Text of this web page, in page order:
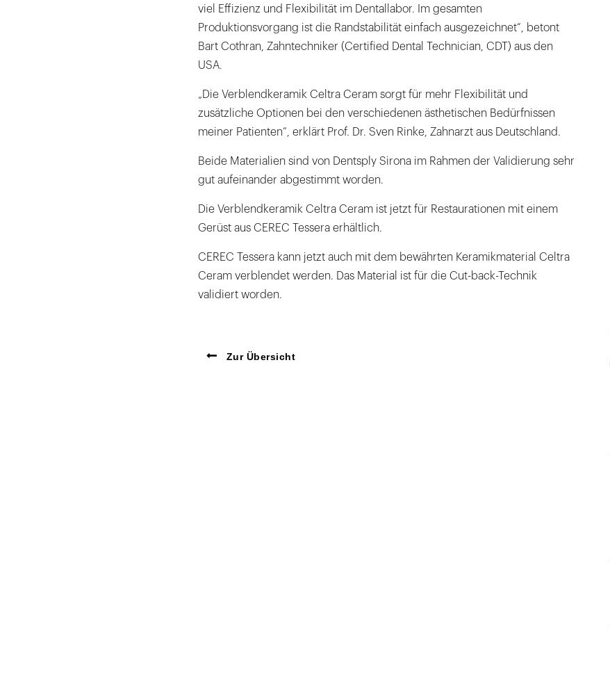
viel Effizienz und Flexibilität im Dentallabor. Im gesamten
Produktionsvorgang ist die Randstabilität einfach ausgezeichnet“, betont
Bart Cothran, Zahntechniker (Certified Dental Technician, CDT) aus den
USA.
„Die Verblendkeramik Celtra Ceram sorgt für mehr Flexibilität und
zusätzliche Optionen bei den verschiedenen ästhetischen Bedürfnissen
meiner Patienten“, erklärt Prof. Dr. Sven Rinke, Zahnarzt aus Deutschland.
Beide Materialien sind von Dentsply Sirona im Rahmen der Validierung sehr
gut aufeinander abgestimmt worden.
Die Verblendkeramik Celtra Ceram ist jetzt für Restaurationen mit einem
Gerüst aus CEREC Tessera erhältlich.
CEREC Tessera kann jetzt auch mit dem bewährten Keramikmaterial Celtra
Ceram verblendet werden. Das Material ist für die Cut-back-Technik
validiert worden.
Zur Übersicht